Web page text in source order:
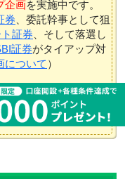
企画を実施中です。
券 、委託幹事として狙
証券 、そして落選し
証券がタイアップ対
について ）